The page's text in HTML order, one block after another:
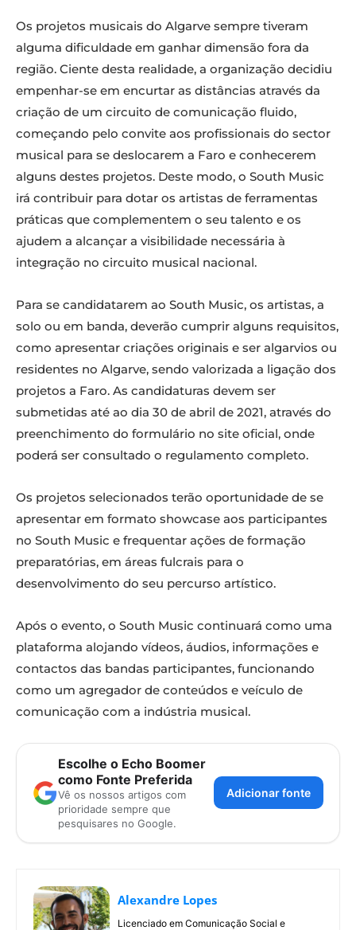
Os projetos musicais do Algarve sempre tiveram
alguma dificuldade em ganhar dimensão fora da
região. Ciente desta realidade, a organização decidiu
empenhar-se em encurtar as distâncias através da
criação de um circuito de comunicação fluido,
começando pelo convite aos profissionais do sector
musical para se deslocarem a Faro e conhecerem
alguns destes projetos. Deste modo, o South Music
irá contribuir para dotar os artistas de ferramentas
práticas que complementem o seu talento e os
ajudem a alcançar a visibilidade necessária à
integração no circuito musical nacional.
Para se candidatarem ao South Music, os artistas, a
solo ou em banda, deverão cumprir alguns requisitos,
como apresentar criações originais e ser algarvios ou
residentes no Algarve, sendo valorizada a ligação dos
projetos a Faro. As candidaturas devem ser
submetidas até ao dia 30 de abril de 2021, através do
preenchimento do formulário no site oficial, onde
poderá ser consultado o regulamento completo.
Os projetos selecionados terão oportunidade de se
apresentar em formato showcase aos participantes
no South Music e frequentar ações de formação
preparatórias, em áreas fulcrais para o
desenvolvimento do seu percurso artístico.
Após o evento, o South Music continuará como uma
plataforma alojando vídeos, áudios, informações e
contactos das bandas participantes, funcionando
como um agregador de conteúdos e veículo de
comunicação com a indústria musical.
Escolhe o Echo Boomer
como Fonte Preferida
Vê os nossos artigos com
prioridade sempre que
pesquisares no Google.
Adicionar fonte
Alexandre Lopes
Licenciado em Comunicação Social e